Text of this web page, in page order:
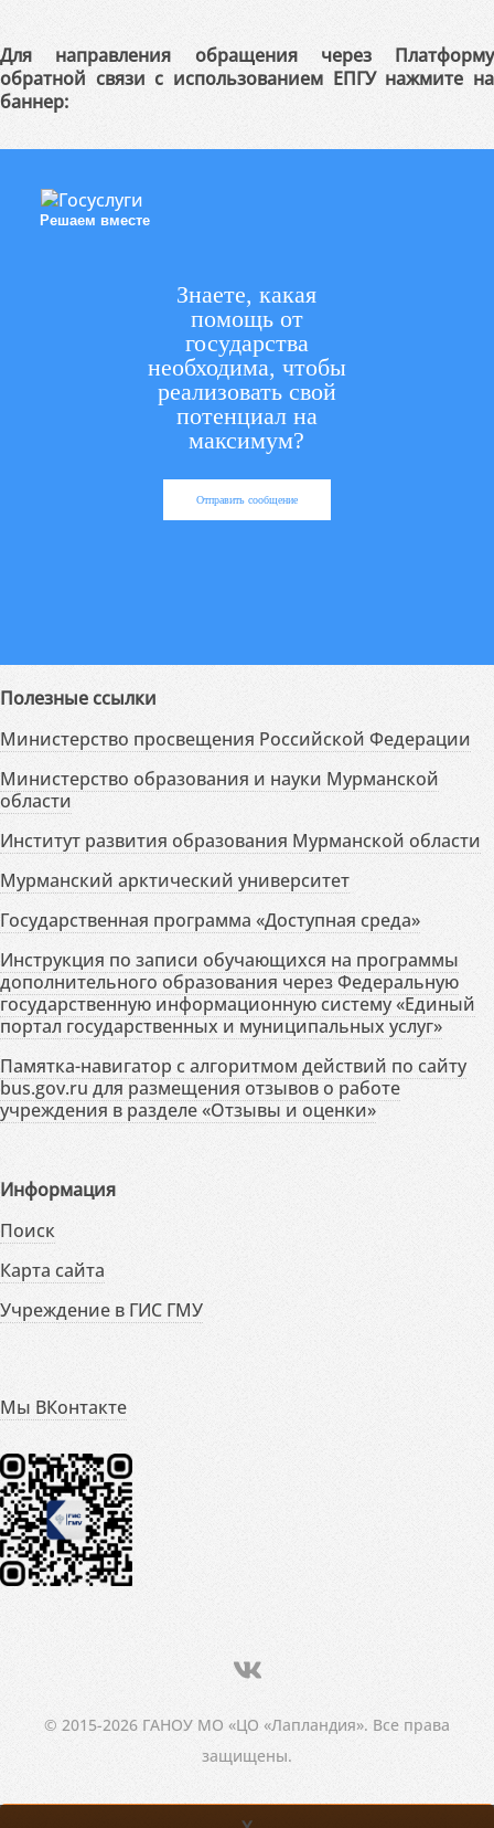
Для направления обращения через Платформу
обратной связи с использованием ЕПГУ нажмите на
баннер:
Решаем вместе
Знаете, какая
помощь от
государства
необходима, чтобы
реализовать свой
потенциал на
максимум?
Отправить сообщение
Полезные ссылки
Министерство просвещения Российской Федерации
Министерство образования и науки Мурманской
области
Институт развития образования Мурманской области
Мурманский арктический университет
Государственная программа «Доступная среда»
Инструкция по записи обучающихся на программы
дополнительного образования через Федеральную
государственную информационную систему «Единый
портал государственных и муниципальных услуг»
Памятка-навигатор с алгоритмом действий по сайту
bus.gov.ru для размещения отзывов о работе
учреждения в разделе «Отзывы и оценки»
Информация
Поиск
Карта сайта
Учреждение в ГИС ГМУ
Мы ВКонтакте
© 2015-2026 ГАНОУ МО «ЦО «Лапландия». Все права
защищены.